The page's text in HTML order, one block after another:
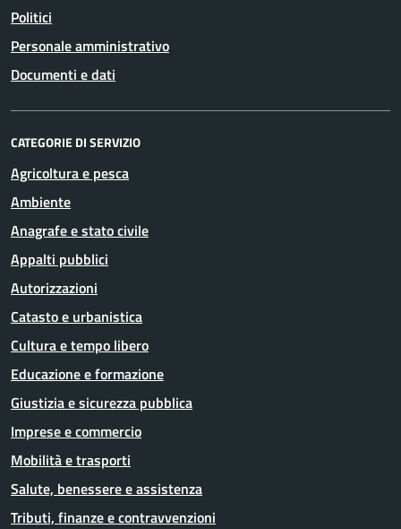
Politici
Personale amministrativo
Documenti e dati
CATEGORIE DI SERVIZIO
Agricoltura e pesca
Ambiente
Anagrafe e stato civile
Appalti pubblici
Autorizzazioni
Catasto e urbanistica
Cultura e tempo libero
Educazione e formazione
Giustizia e sicurezza pubblica
Imprese e commercio
Mobilità e trasporti
Salute, benessere e assistenza
Tributi, finanze e contravvenzioni